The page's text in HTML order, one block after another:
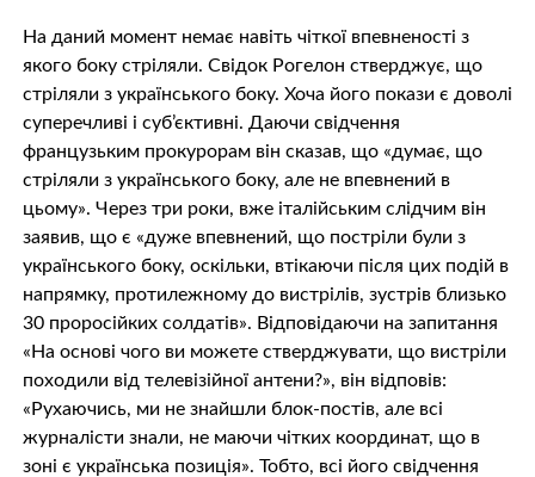
На даний момент немає навіть чіткої впевненості з
якого боку стріляли. Свідок Рогелон стверджує, що
стріляли з українського боку. Хоча його покази є доволі
суперечливі і суб’єктивні. Даючи свідчення
французьким прокурорам він сказав, що «думає, що
стріляли з українського боку, але не впевнений в
цьому». Через три роки, вже італійським слідчим він
заявив, що є «дуже впевнений, що постріли були з
українського боку, оскільки, втікаючи після цих подій в
напрямку, протилежному до вистрілів, зустрів близько
30 проросійких солдатів». Відповідаючи на запитання
«На основі чого ви можете стверджувати, що вистріли
походили від телевізійної антени?», він відповів:
«Рухаючись, ми не знайшли блок-постів, але всі
журналісти знали, не маючи чітких координат, що в
зоні є українська позиція». Тобто, всі його свідчення